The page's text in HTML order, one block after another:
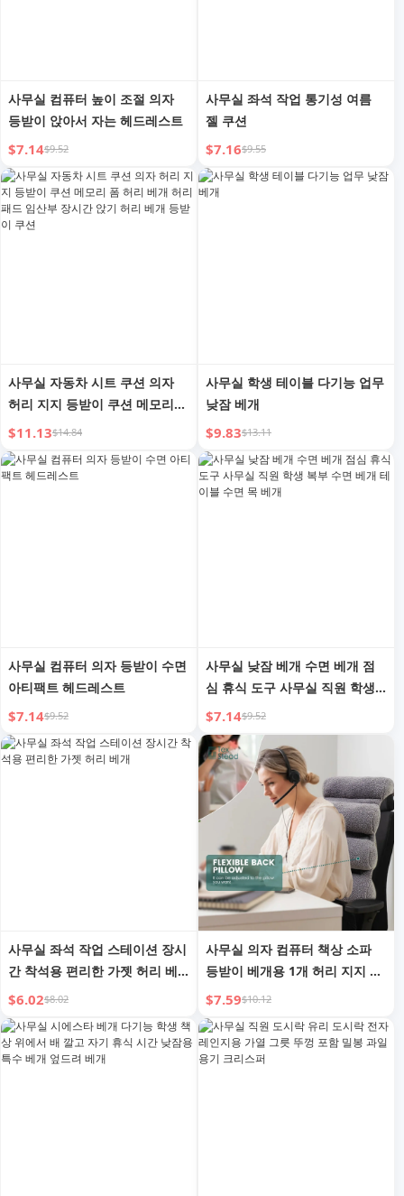
사무실 컴퓨터 높이 조절 의자
등받이 앉아서 자는 헤드레스트
$7.14$9.52
사무실 좌석 작업 통기성 여름
젤 쿠션
$7.16$9.55
사무실 자동차 시트 쿠션 의자
허리 지지 등받이 쿠션 메모리
폼 허리 베개 허리 패드 임산부
장시간 앉기 허리 베개 등받이
쿠션
$11.13$14.84
사무실 학생 테이블 다기능 업무
낮잠 베개
$9.83$13.11
사무실 컴퓨터 의자 등받이 수면
아티팩트 헤드레스트
$7.14$9.52
사무실 낮잠 베개 수면 베개 점
심 휴식 도구 사무실 직원 학생
복부 수면 베개 테이블 수면 목
베개
$7.14$9.52
사무실 좌석 작업 스테이션 장시
간 착석용 편리한 가젯 허리 베
개
$6.02$8.02
사무실 의자 컴퓨터 책상 소파
등받이 베개용 1개 허리 지지 베
개 조절 가능한 통기성 메쉬 커
버
$7.59$10.12